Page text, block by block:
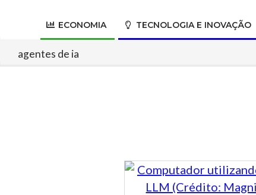
ECONOMIA TECNOLOGIA E INOVAÇÃO
agentes de ia